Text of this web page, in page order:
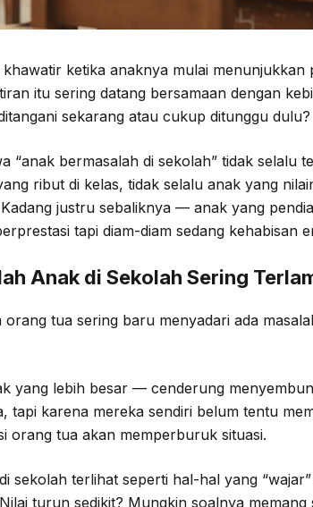
ketika anaknya mulai
itu sering datang bersamaan dengan
sekarang atau cukup ditunggu dulu?
“anak bermasalah di sekolah” tidak selalu
ribut di kelas, tidak selalu anak yang
justru sebaliknya — anak yang
tapi diam-diam sedang kehabisan
Anak di Sekolah Sering
tua sering baru menyadari ada
yang lebih besar — cenderung
tapi karena mereka sendiri belum tentu
orang tua akan memperburuk situasi.
sekolah terlihat seperti hal-hal yang
turun sedikit? Mungkin soalnya